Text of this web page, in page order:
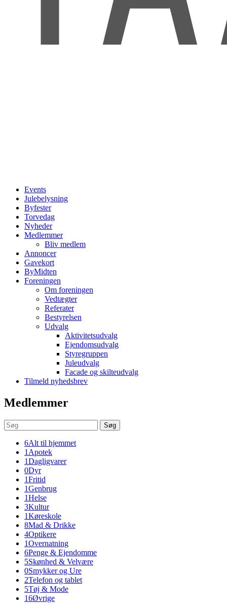
Events
Julebelysning
Byfester
Torvedag
Nyheder
Medlemmer
Bliv medlem
Annoncer
Gavekort
ByMidten
Foreningen
Om foreningen
Vedtægter
Referater
Bestyrelsen
Udvalg
Aktivitetsudvalg
Ejendomsudvalg
Styregruppen
Juleudvalg
Facade og skilteudvalg
Tilmeld nyhedsbrev
Medlemmer
Søg
6Alt til hjemmet
1 Apotek
1Dagligvarer
0Dyr
1Fritid
1Genbrug
1Helse
3Kultur
1Køreskole
8Mad & Drikke
4Optikere
1Overnatning
6Penge & Ejendomme
5Skønhed & Velvære
0Smykker og Ure
2Telefon og tablet
5Tøj & Mode
16Øvrige